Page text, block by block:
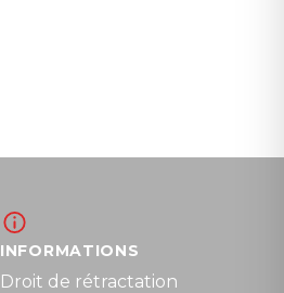
INFORMATIONS
Droit de rétractation